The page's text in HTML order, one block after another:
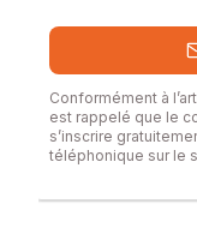
Conformément à
est rappelé que le
s’inscrire
téléphonique sur le